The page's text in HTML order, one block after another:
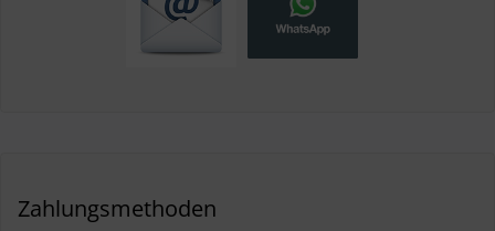
Zahlungsmethoden